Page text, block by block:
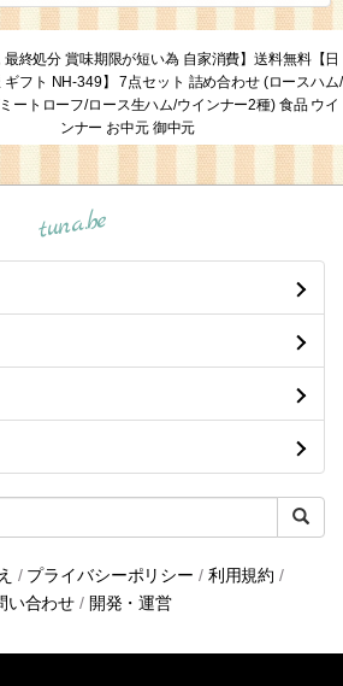
最終処分 賞味期限が短い為 自家消費】送料無料【日
ギフト NH-349】 7点セット 詰め合わせ (ロースハム/
ートローフ/ロース生ハム/ウインナー2種) 食品 ウイ
ンナー お中元 御中元
tuna.be
/ プライバシーポリシー / 利用規約 /
い合わせ / 開発・運営